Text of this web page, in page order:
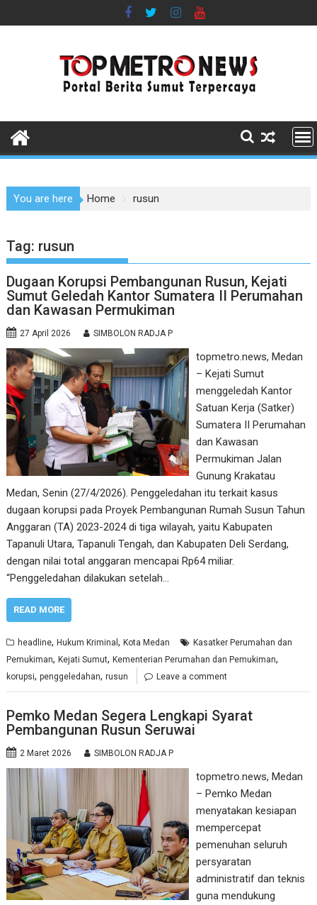
to
You are here Home rusun
Tag: rusun
Dugaan Korupsi Pembangunan Rusun, Kejati
Sumut Geledah Kantor Sumatera II Perumahan
dan Kawasan Permukiman
27 April 2026 SIMBOLON RADJA P
topmetro.news, Medan
– Kejati Sumut
menggeledah Kantor
Satuan Kerja (Satker)
Sumatera II Perumahan
dan Kawasan
Permukiman Jalan
Gunung Krakatau
Medan, Senin (27/4/2026). Penggeledahan itu terkait kasus
dugaan korupsi pada Proyek Pembangunan Rumah Susun Tahun
Anggaran (TA) 2023-2024 di tiga wilayah, yaitu Kabupaten
Tapanuli Utara, Tapanuli Tengah, dan Kabupaten Deli Serdang,
dengan nilai total anggaran mencapai Rp64 miliar.
“Penggeledahan dilakukan setelah…
READ MORE
headline,Hukum Kriminal,Kota Medan
Kasatker Perumahan dan
Pemukiman,Kejati Sumut,Kementerian Perumahan dan Pemukiman,
korupsi,penggeledahan,rusun Leave a comment
Pemko Medan Segera Lengkapi Syarat
Pembangunan Rusun Seruwai
2 Maret 2026 SIMBOLON RADJA P
topmetro.news, Medan
– Pemko Medan
menyatakan kesiapan
mempercepat
pemenuhan seluruh
persyaratan
administratif dan teknis
guna mendukung